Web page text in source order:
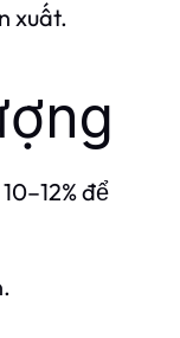
xuất.
để